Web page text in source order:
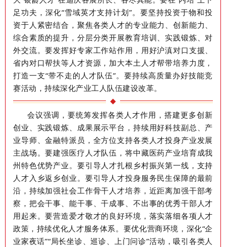
足功夫，深化“雪域英才支持计划”。要坚持投资于物和投
资于人紧密结合，聚焦各类人才的专业能力、创新能力、
综合素质的提升，分层分类开展教育培训、实践锻炼、对
外交流。要发挥好专家工作站作用 ，用好沪滇对口支援、
省内对口帮扶等人才资源，加大本土人才帮带培养力度，
打造一支“带不走的人才队伍”。要持续高质量办好技能竞
赛活动，持续深化产业工人队伍建设改革。
会议强调，要统筹发挥各类人才作用，搭建更多创新
创业、实践锻炼、成果展示平台，持续用好科技副总、产
业导师、金融特派员，全方位支持各类人才投身产业发展
主战场。要建强医疗人才队伍，将中藏医药产业培育成我
州特色优势产业。要引导人才扎根乡村振兴第一线，支持
人才入乡返乡创业。要引导人才投身服务民生保障的最前
沿，持续加强社会工作骨干人才培养，近距离加强干部考
察，把会干事、能干事、干成事、不出事的优秀干部人才
用起来。要营造爱才敬才的良好环境，落实落细各项人才
政策，持续优化人才服务体系。要优化营商环境，深化“企
业家夜话”“局长坐诊、巡诊、上门问诊”活动 ，吸引各类人